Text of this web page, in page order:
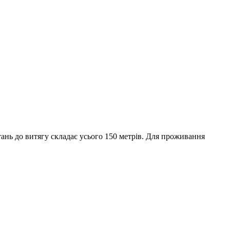
до витягу складає усього 150 метрів. Для проживання